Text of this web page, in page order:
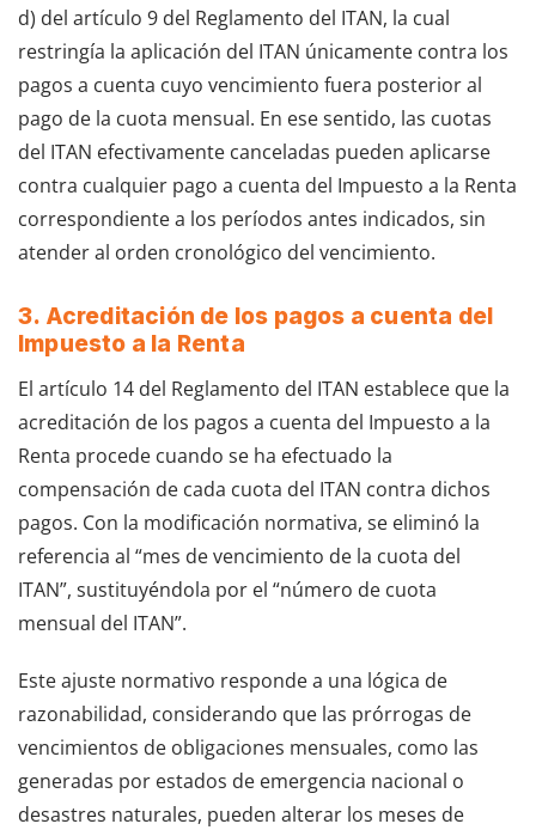
d) del artículo 9 del Reglamento del ITAN, la cual
restringía la aplicación del ITAN únicamente contra los
pagos a cuenta cuyo vencimiento fuera posterior al
pago de la cuota mensual. En ese sentido, las cuotas
del ITAN efectivamente canceladas pueden aplicarse
contra cualquier pago a cuenta del Impuesto a la Renta
correspondiente a los períodos antes indicados, sin
atender al orden cronológico del vencimiento.
3. Acreditación de los pagos a cuenta del
Impuesto a la Renta
El artículo 14 del Reglamento del ITAN establece que la
acreditación de los pagos a cuenta del Impuesto a la
Renta procede cuando se ha efectuado la
compensación de cada cuota del ITAN contra dichos
pagos. Con la modificación normativa, se eliminó la
referencia al “mes de vencimiento de la cuota del
ITAN”, sustituyéndola por el “número de cuota
mensual del ITAN”.
Este ajuste normativo responde a una lógica de
razonabilidad, considerando que las prórrogas de
vencimientos de obligaciones mensuales, como las
generadas por estados de emergencia nacional o
desastres naturales, pueden alterar los meses de